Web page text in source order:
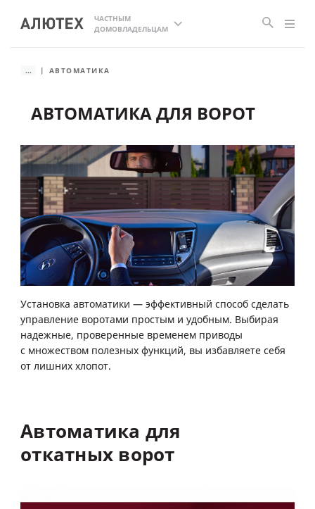
ЧАСТНЫМ
ДОМОВЛАДЕЛЬЦАМ
АВТОМАТИКА ДЛЯ ВОРОТ
Установка автоматики — эффективный способ сделать
управление воротами простым и удобным. Выбирая
надежные, проверенные временем приводы
с множеством полезных функций, вы избавляете себя
от лишних хлопот.
... АВТОМАТИКА
Автоматика для
откатных ворот